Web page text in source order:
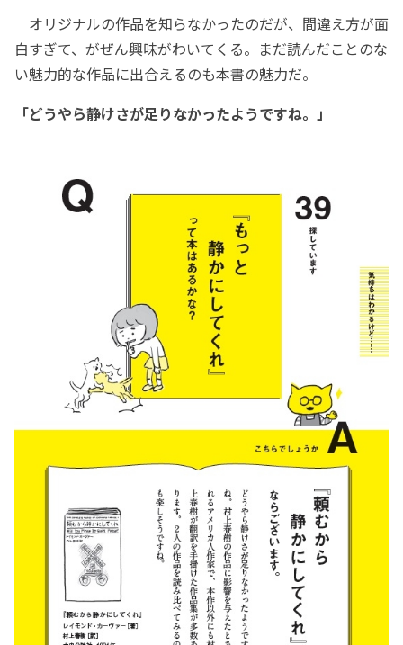
オリジナルの作品を知らなかったのだが、間違え方が面
白すぎて、がぜん興味がわいてくる。まだ読んだことのな
い魅力的な作品に出合えるのも本書の魅力だ。
「どうやら静けさが足りなかったようですね。」